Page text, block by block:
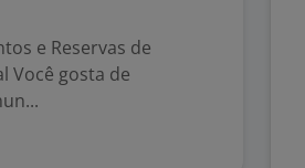
e Reservas de
Você gosta de